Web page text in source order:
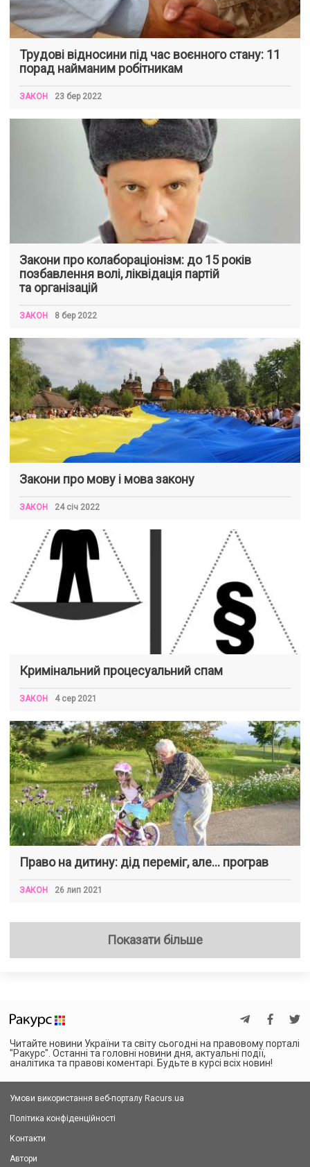
Трудові відносини під час воєнного стану: 11
порад найманим робітникам
ЗАКОН 23 бер 2022
Закони про колабораціонізм: до 15 років
позбавлення волі, ліквідація партій
та організацій
ЗАКОН 8 бер 2022
Закони про мову і мова закону
ЗАКОН 24 січ 2022
Кримінальний процесуальний спам
ЗАКОН 4 сер 2021
Право на дитину: дід переміг, але… програв
ЗАКОН 26 лип 2021
Показати більше
Читайте новини України та світу сьогодні на правовому порталі
"Ракурс". Останні та головні новини дня, актуальні події,
аналітика та правові коментарі. Будьте в курсі всіх новин!
Умови використання веб-порталу Racurs.ua
Політика конфіденційності
Контакти
Автори